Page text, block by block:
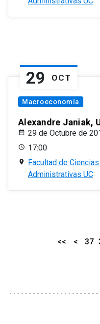
29 OCT
Macroeconomía
Alexandre Janiak,
29 de Octubre de
17:00
Facultad de
Administrativas UC
<< < 37